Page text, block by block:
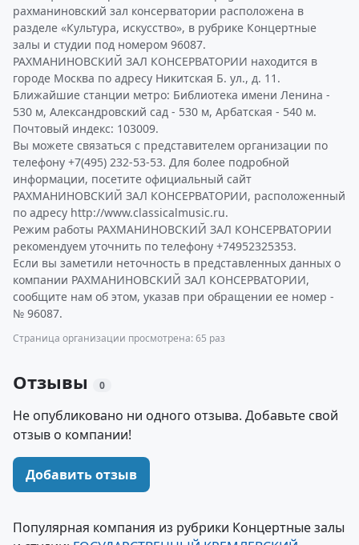
рахманиновский зал консерватории расположена в
разделе «Культура, искусство», в рубрике Концертные
залы и студии под номером 96087.
РАХМАНИНОВСКИЙ ЗАЛ КОНСЕРВАТОРИИ находится в
городе Москва по адресу Никитская Б. ул., д. 11.
Ближайшие станции метро: Библиотека имени Ленина -
530 м, Александровский сад - 530 м, Арбатская - 540 м.
Почтовый индекс: 103009.
Вы можете связаться с представителем организации по
телефону +7(495) 232-53-53. Для более подробной
информации, посетите официальный сайт
РАХМАНИНОВСКИЙ ЗАЛ КОНСЕРВАТОРИИ, расположенный
по адресу http://www.classicalmusic.ru.
Режим работы РАХМАНИНОВСКИЙ ЗАЛ КОНСЕРВАТОРИИ
рекомендуем уточнить по телефону +74952325353.
Если вы заметили неточность в представленных данных о
компании РАХМАНИНОВСКИЙ ЗАЛ КОНСЕРВАТОРИИ,
сообщите нам об этом, указав при обращении ее номер -
№ 96087.
Страница организации просмотрена: 65 раз
Отзывы 0
Не опубликовано ни одного отзыва. Добавьте свой
отзыв о компании!
Добавить отзыв
Популярная компания из рубрики Концертные залы